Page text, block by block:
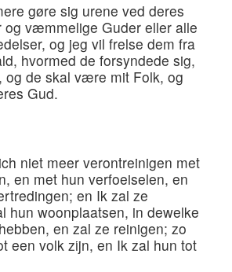
gøre sig urene ved deres
og væmmelige Guder eller alle
og jeg vil frelse dem fra
hvormed de forsyndede sig,
og de skal være mit Folk, og
Gud.
niet meer verontreinigen met
en met hun verfoeiselen, en
en Ik zal ze
hun woonplaatsen, in dewelke
en zal ze reinigen; zo
een volk zijn, en Ik zal hun tot